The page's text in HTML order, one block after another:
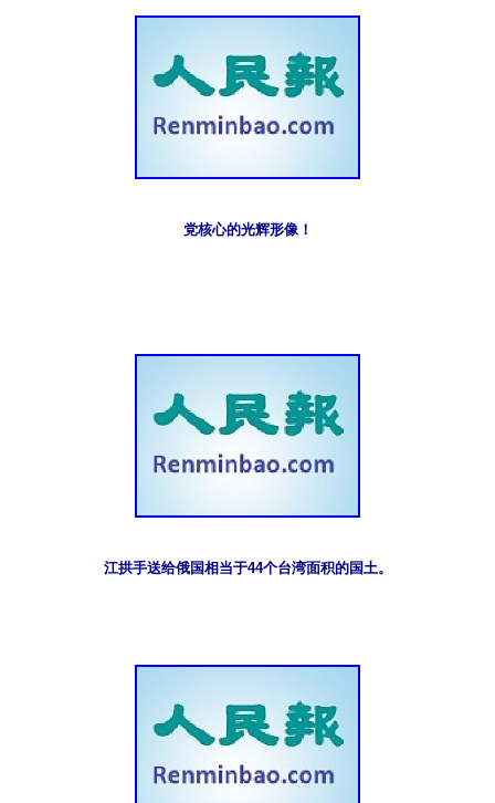
党核心的光辉形像！
江拱手送给俄国相当于44个台湾面积的国土。